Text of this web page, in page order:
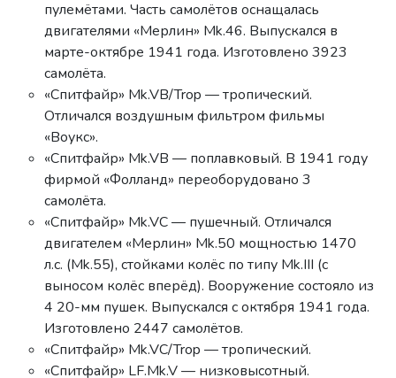
пулемётами. Часть самолётов оснащалась
двигателями «Мерлин» Mk.46. Выпускался в
марте-октябре 1941 года. Изготовлено 3923
самолёта.
«Спитфайр» Mk.VB/Trop — тропический.
Отличался воздушным фильтром фильмы
«Воукс».
«Спитфайр» Mk.VB — поплавковый. В 1941 году
фирмой «Фолланд» переоборудовано 3
самолёта.
«Спитфайр» Mk.VC — пушечный. Отличался
двигателем «Мерлин» Mk.50 мощностью 1470
л.с. (Mk.55), стойками колёс по типу Mk.III (с
выносом колёс вперёд). Вооружение состояло из
4 20-мм пушек. Выпускался с октября 1941 года.
Изготовлено 2447 самолётов.
«Спитфайр» Mk.VC/Trop — тропический.
«Спитфайр» LF.Mk.V — низковысотный.